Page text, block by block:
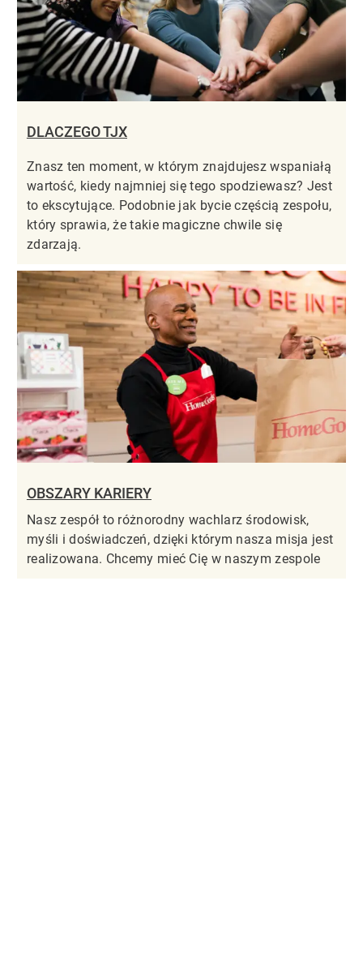
DLACZEGO TJX
Znasz ten moment, w którym znajdujesz wspaniałą
wartość, kiedy najmniej się tego spodziewasz? Jest
to ekscytujące. Podobnie jak bycie częścią zespołu,
który sprawia, że takie magiczne chwile się
zdarzają.
OBSZARY KARIERY
Nasz zespół to różnorodny wachlarz środowisk,
myśli i doświadczeń, dzięki którym nasza misja jest
realizowana. Chcemy mieć Cię w naszym zespole